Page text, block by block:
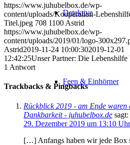
Detektive
Feen & Einhörner
https://www.juhubelbox.de/wp-
content/uploads/Kooperation-
Titel.jpeg 708 1100 Astrid
https://www.juhubelbox.de/wp-
content/uploads/2019/01/logo-
Astrid2019-11-24 10:00:302019-12-01
12:42:25Unser Partner: Die Lebenshilfe
1 Antwort
Trackbacks & Pingbacks
Rückblick 2019 - am Ende waren
Dankbarkeit - juhubelbox.de sagt:
29. Dezember 2019 um 13:10 Uhr
[…] Anfangs haben wir jede Box